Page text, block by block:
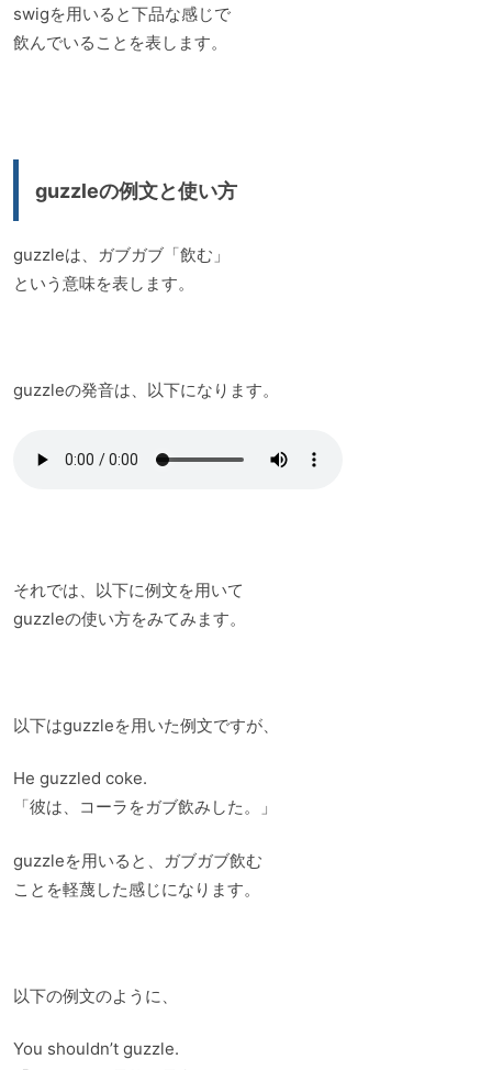
swigを用いると下品な感じで
飲んでいることを表します。
guzzleの例文と使い方
guzzleは、ガブガブ「飲む」
という意味を表します。
guzzleの発音は、以下になります。
それでは、以下に例文を用いて
guzzleの使い方をみてみます。
以下はguzzleを用いた例文ですが、
He guzzled coke.
「彼は、コーラをガブ飲みした。」
guzzleを用いると、ガブガブ飲む
ことを軽蔑した感じになります。
以下の例文のように、
You shouldn’t guzzle.